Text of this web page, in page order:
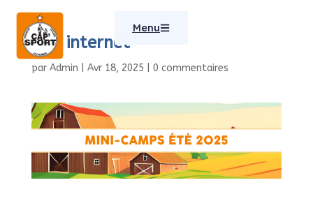
Menu
Site internet
par Admin Avr 18, 2025 0 commentaires